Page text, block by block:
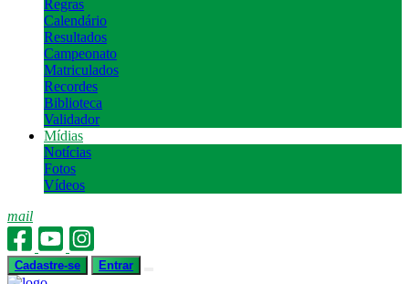
Regras
Calendário
Resultados
Campeonato
Matriculados
Recordes
Biblioteca
Validador
Mídias
Notícias
Fotos
Vídeos
mail
Cadastre-se Entrar